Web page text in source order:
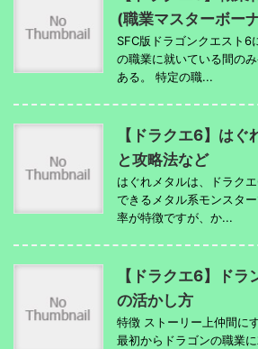
(職業マスターボー
SFC版ドラゴンクエスト6
の職業に就いている間の
ある。 特定の職...
【ドラクエ6】は
と攻略法など
はぐれメタルは、ドラク
できるメタル系モンスタ
率が特徴ですが、か...
【ドラクエ6】ド
の活かし方
特徴 ストーリー上仲間に
最初からドラゴンの職業